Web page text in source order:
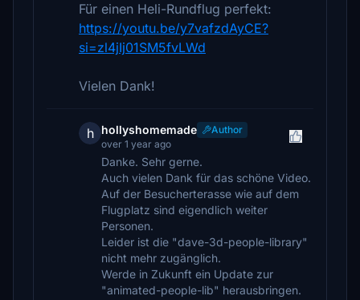
Für einen Heli-Rundflug perfekt:
https://youtu.be/y7vafzdAyCE?
si=zl4jIj01SM5fvLWd
Vielen Dank!
h hollyshomemade
Author
over 1 year ago
Danke. Sehr gerne.
Auch vielen Dank für das schöne Video.
Auf der Besucherterasse wie auf dem
Flugplatz sind eigendlich weiter
Personen.
Leider ist die "dave-3d-people-library"
nicht mehr zugänglich.
Werde in Zukunft ein Update zur
"animated-people-lib" herausbringen.